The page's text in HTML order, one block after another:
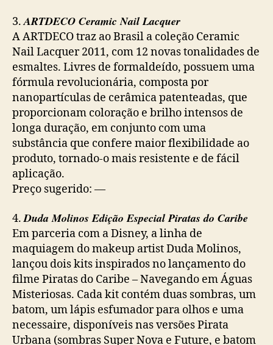
3.ARTDECO Ceramic Nail Lacquer
A ARTDECO traz ao Brasil a coleção Ceramic
Nail Lacquer 2011, com 12 novas tonalidades de
esmaltes. Livres de formaldeído, possuem uma
fórmula revolucionária, composta por
nanopartículas de cerâmica patenteadas, que
proporcionam coloração e brilho intensos de
longa duração, em conjunto com uma
substância que confere maior flexibilidade ao
produto, tornado-o mais resistente e de fácil
aplicação.
Preço sugerido: —
4.Duda Molinos Edição Especial Piratas do Caribe
Em parceria com a Disney, a linha de
maquiagem do makeup artist Duda Molinos,
lançou dois kits inspirados no lançamento do
filme Piratas do Caribe – Navegando em Águas
Misteriosas. Cada kit contém duas sombras, um
batom, um lápis esfumador para olhos e uma
necessaire, disponíveis nas versões Pirata
Urbana (sombras Super Nova e Future, e batom